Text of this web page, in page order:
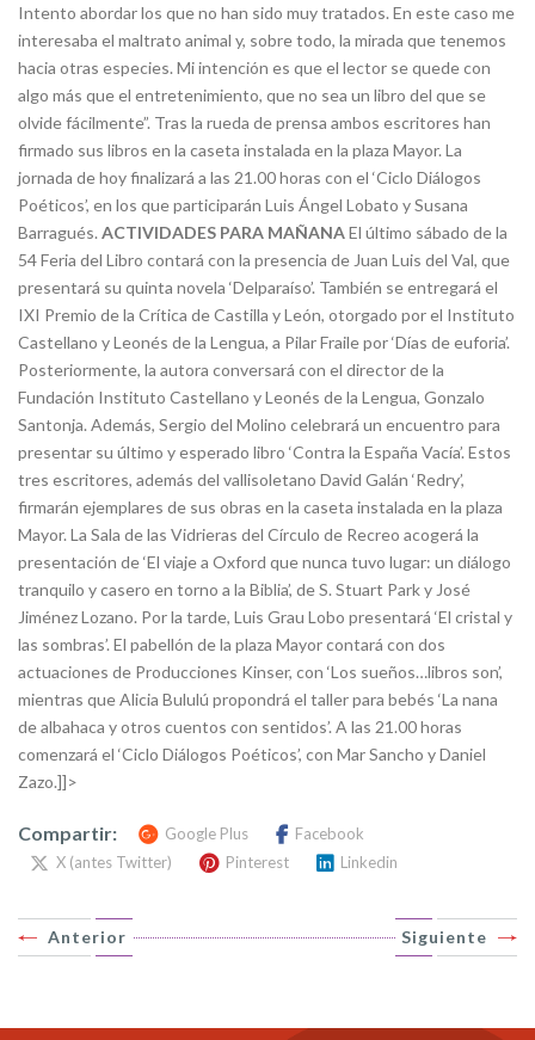
Intento abordar los que no han sido muy tratados. En este caso me
interesaba el maltrato animal y, sobre todo, la mirada que tenemos
hacia otras especies. Mi intención es que el lector se quede con
algo más que el entretenimiento, que no sea un libro del que se
olvide fácilmente”. Tras la rueda de prensa ambos escritores han
firmado sus libros en la caseta instalada en la plaza Mayor. La
jornada de hoy finalizará a las 21.00 horas con el ‘Ciclo Diálogos
Poéticos’, en los que participarán Luis Ángel Lobato y Susana
Barragués. ACTIVIDADES PARA MAÑANAEl último sábado de la
54 Feria del Libro contará con la presencia de Juan Luis del Val, que
presentará su quinta novela ‘Delparaíso’. También se entregará el
IXI Premio de la Crítica de Castilla y León, otorgado por el Instituto
Castellano y Leonés de la Lengua, a Pilar Fraile por ‘Días de euforia’.
Posteriormente, la autora conversará con el director de la
Fundación Instituto Castellano y Leonés de la Lengua, Gonzalo
Santonja. Además, Sergio del Molino celebrará un encuentro para
presentar su último y esperado libro ‘Contra la España Vacía’. Estos
tres escritores, además del vallisoletano David Galán ‘Redry’,
firmarán ejemplares de sus obras en la caseta instalada en la plaza
Mayor. La Sala de las Vidrieras del Círculo de Recreo acogerá la
presentación de ‘El viaje a Oxford que nunca tuvo lugar: un diálogo
tranquilo y casero en torno a la Biblia’, de S. Stuart Park y José
Jiménez Lozano. Por la tarde, Luis Grau Lobo presentará ‘El cristal y
las sombras’. El pabellón de la plaza Mayor contará con dos
actuaciones de Producciones Kinser, con ‘Los sueños…libros son’,
mientras que Alicia Bululú propondrá el taller para bebés ‘La nana
de albahaca y otros cuentos con sentidos’. A las 21.00 horas
comenzará el ‘Ciclo Diálogos Poéticos’, con Mar Sancho y Daniel
Zazo.]]>
Compartir: Google Plus
Facebook
X (antes Twitter)
Pinterest Linkedin
Siguiente
Anterior